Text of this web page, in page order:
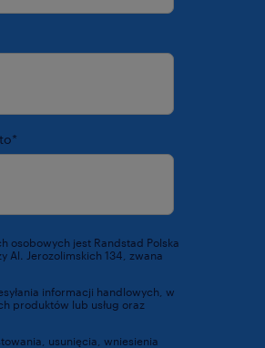
*
osobowych jest Randstad Polska
Al. Jerozolimskich 134, zwana
informacji handlowych, w
produktów lub usług oraz
usunięcia, wniesienia